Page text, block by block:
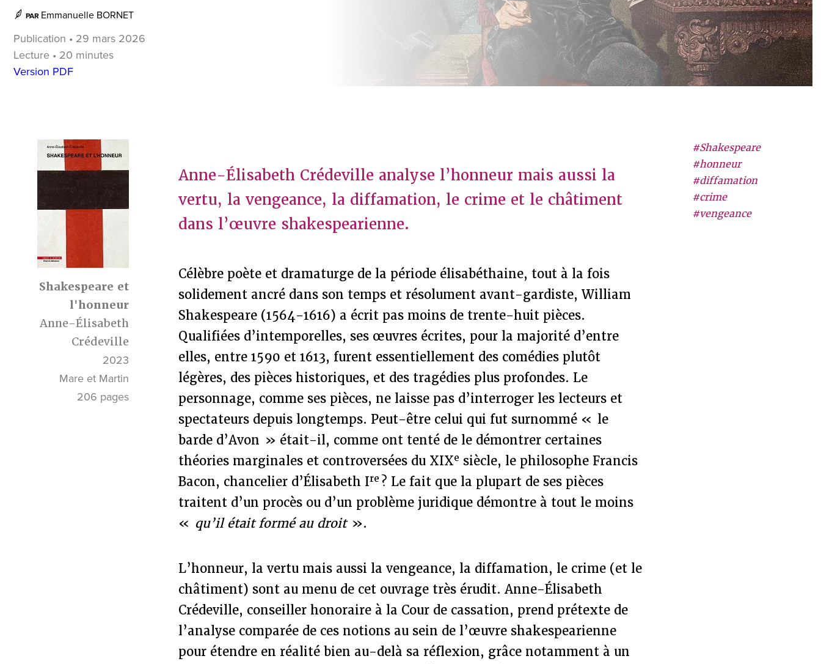
PAR Emmanuelle BORNET
Publication • 29 mars 2026
Lecture • 20 minutes
Version PDF
Shakespeare et
l'honneur
Anne-Élisabeth
Crédeville
2023
Mare et Martin
206 pages
#Shakespeare
#honneur
#diffamation
#crime
#vengeance
Anne-Élisabeth Crédeville analyse l’honneur mais aussi la
vertu, la vengeance, la diffamation, le crime et le châtiment
dans l’œuvre shakespearienne.
Célèbre poète et dramaturge de la période élisabéthaine, tout à la fois
solidement ancré dans son temps et résolument avant-gardiste, William
Shakespeare (1564-1616) a écrit pas moins de trente-huit pièces.
Qualifiées d’intemporelles, ses œuvres écrites, pour la majorité d’entre
elles, entre 1590 et 1613, furent essentiellement des comédies plutôt
légères, des pièces historiques, et des tragédies plus profondes. Le
personnage, comme ses pièces, ne laisse pas d’interroger les lecteurs et
spectateurs depuis longtemps. Peut-être celui qui fut surnommé « le
barde d’Avon » était-il, comme ont tenté de le démontrer certaines
théories marginales et controversées du XIXe siècle, le philosophe Francis
Bacon, chancelier d’Élisabeth Ire ? Le fait que la plupart de ses pièces
traitent d’un procès ou d’un problème juridique démontre à tout le moins
« qu’il était formé au droit».
L’honneur, la vertu mais aussi la vengeance, la diffamation, le crime (et le
châtiment) sont au menu de cet ouvrage très érudit. Anne-Élisabeth
Crédeville, conseiller honoraire à la Cour de cassation, prend prétexte de
l’analyse comparée de ces notions au sein de l’œuvre shakespearienne
pour étendre en réalité bien au-delà sa réflexion, grâce notamment à un